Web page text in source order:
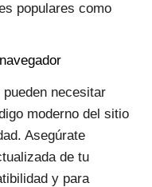
populares como
necesitar
moderno del sitio
Asegúrate
de tu
y para